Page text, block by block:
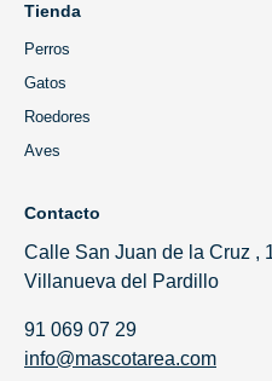
Tienda
Perros
Gatos
Roedores
Aves
Contacto
Calle San Juan de la Cruz ,
Villanueva del Pardillo
91 069 07 29
info@mascotarea.com